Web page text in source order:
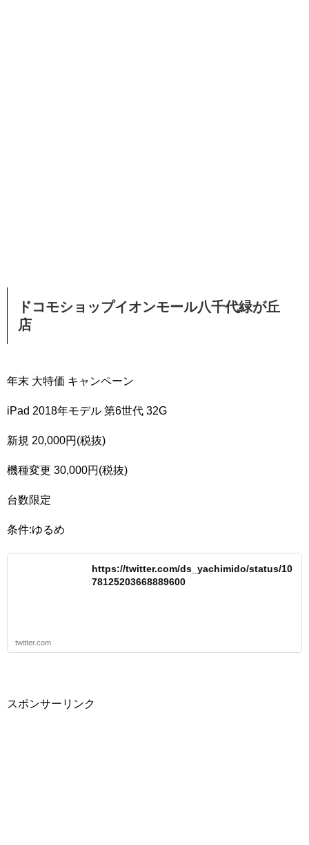
ドコモショップイオンモール八千代緑が丘
店
年末 大特価 キャンペーン
iPad 2018年モデル 第6世代 32G
新規 20,000円(税抜)
機種変更 30,000円(税抜)
台数限定
条件:ゆるめ
https://twitter.com/ds_yachimido/status/10
78125203668889600
twitter.com
スポンサーリンク